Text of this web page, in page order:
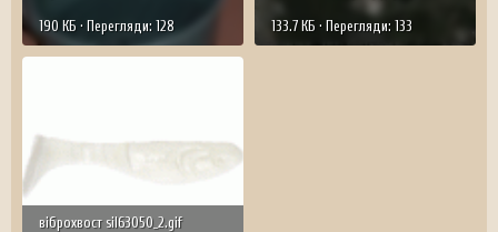
190 КБ · Перегляди: 128 133.7 КБ · Перегляди: 133
віброхвост sil63050_2.gif